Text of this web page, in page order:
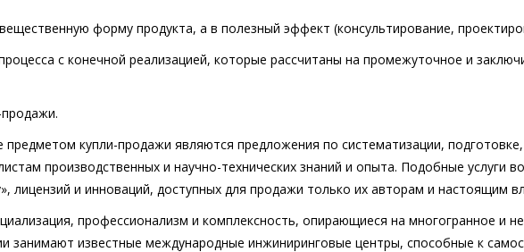
форму продукта, а в полезный эффект (консультирование,
с конечной реализацией, которые рассчитаны на промежуточное и
купли-продажи являются предложения по систематизации,
производственных и научно-технических знаний и опыта. Подобные услуги
лицензий и инноваций, доступных для продажи только их авторам и настоящим
профессионализм и комплексность, опирающиеся на многогранное и
занимают известные международные инжиниринговые центры, способные к